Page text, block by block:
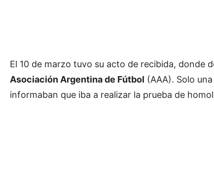
El 10 de marzo tuvo su acto de recibida, donde
Asociación Argentina de Fútbol (AAA). Solo
informaban que iba a realizar la prueba de